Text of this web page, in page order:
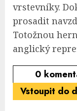
vrstevníky.
prosadit
Totožnou
anglický
0
Vstoupit do